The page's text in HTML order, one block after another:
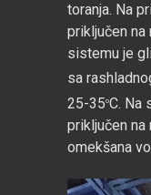
toranja. Na
priključen na
sistemu je
sa
25-35oC. Na
priključen na
omekšana